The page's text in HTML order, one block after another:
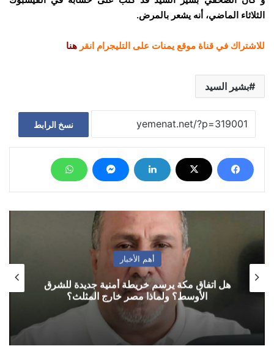
الثلاثاء الماضي، أنه يشعر بالمرض.
للاشتراك في قناة موقع يمنات على التليجرام انقر هنا
بشير السيد
نسخ الرابط
أهم الأخبار
هل اتفاق مكة يرسم خريطة أمنية جديدة للشرق
الأوسط؟ ولماذا مصر خارج المثلث؟